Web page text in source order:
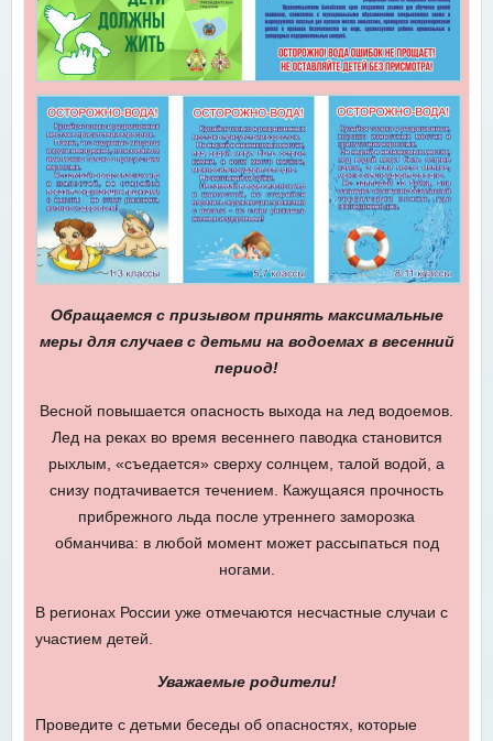
Обращаемся с призывом принять максимальные
меры для случаев с детьми на водоемах ввесенний
период!
Весной повышается опасность выхода на лед водоемов.
Лед на реках во время весеннего паводка становится
рыхлым, «съедается» сверху солнцем, талой водой, а
снизу подтачивается течением. Кажущаяся прочность
прибрежного льда после утреннего заморозка
обманчива: в любой момент может рассыпаться под
ногами.
В регионах России уже отмечаются несчастные случаи с
участием детей.
Уважаемые родители!
Проведите с детьми беседы об опасностях, которые